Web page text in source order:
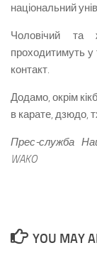
національний
Чоловічий та
проходитимуть у
контакт.
Додамо, окрім
в карате, дзюдо,
Прес-служба
WAKO
YOU MAY